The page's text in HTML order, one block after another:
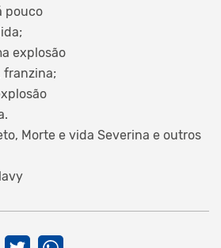
pouco
explosão
franzina;
Morte e vida Severina e outros